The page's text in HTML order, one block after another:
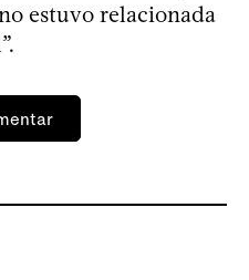
estuvo relacionada